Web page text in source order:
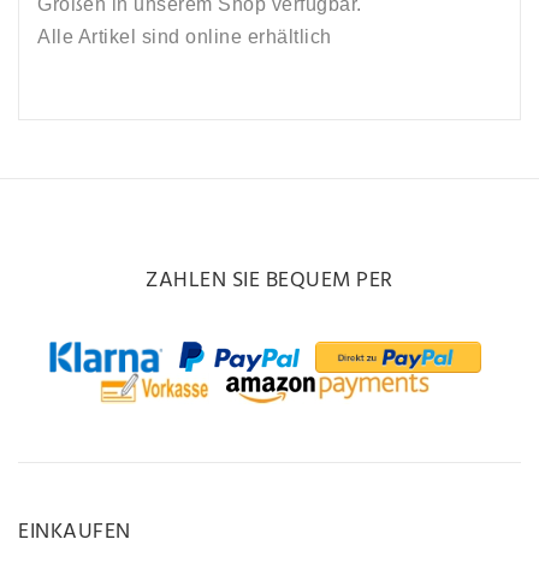
Größen in unserem Shop verfügbar.
Alle Artikel sind online erhältlich
ZAHLEN SIE BEQUEM PER
EINKAUFEN